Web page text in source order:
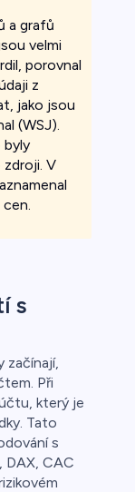
a grafů
velmi
porovnal
z
jako jsou
(WSJ).
byly
V
s
začínají,
Při
který je
Tato
s
DAX, CAC